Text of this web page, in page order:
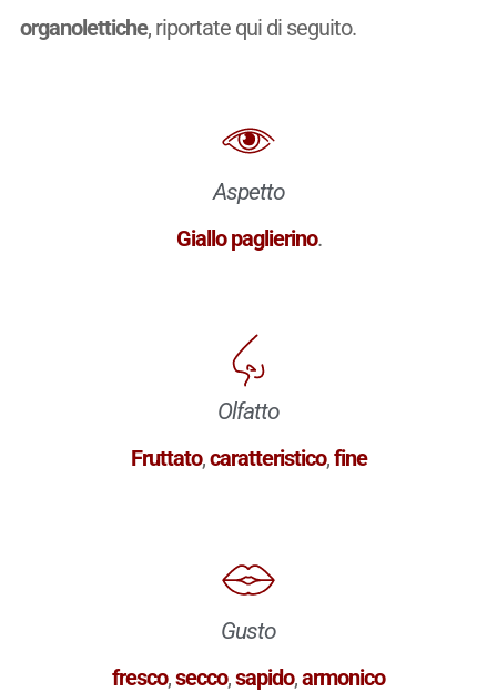
organolettiche, riportate qui di seguito.
Aspetto
Giallo paglierino.
Olfatto
Fruttato,caratteristico,fine
Gusto
fresco,secco,sapido,armonico